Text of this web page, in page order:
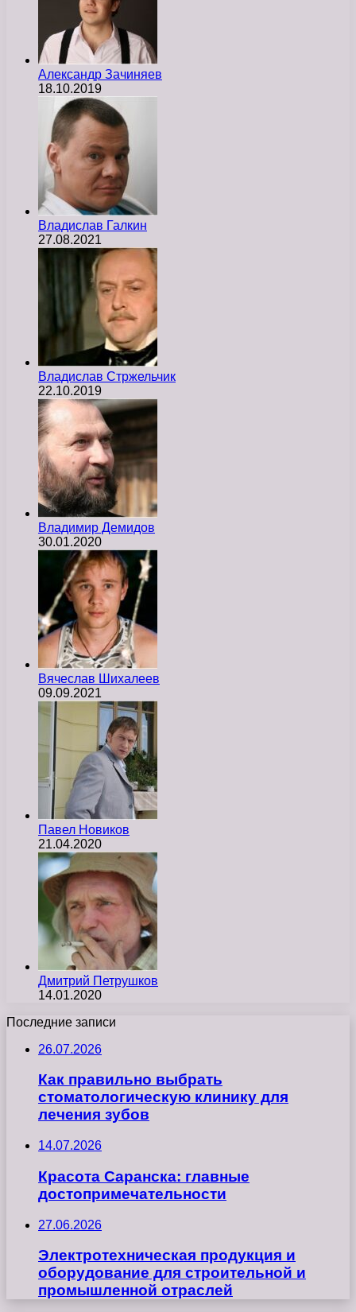
Александр Зачиняев
18.10.2019
Владислав Галкин
27.08.2021
Владислав Стржельчик
22.10.2019
Владимир Демидов
30.01.2020
Вячеслав Шихалеев
09.09.2021
Павел Новиков
21.04.2020
Дмитрий Петрушков
14.01.2020
Последние записи
26.07.2026
Как правильно выбрать
стоматологическую клинику для
лечения зубов
14.07.2026
Красота Саранска: главные
достопримечательности
27.06.2026
Электротехническая продукция и
оборудование для строительной и
промышленной отраслей